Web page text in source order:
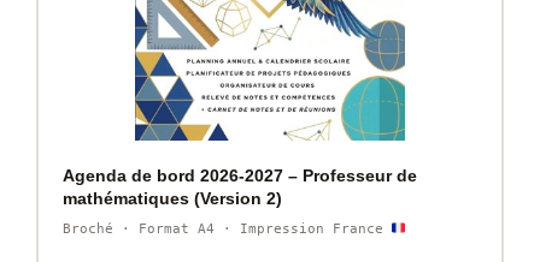
Agenda de bord 2026-2027 – Professeur de
mathématiques (Version 2)
Broché · Format A4 · Impression France